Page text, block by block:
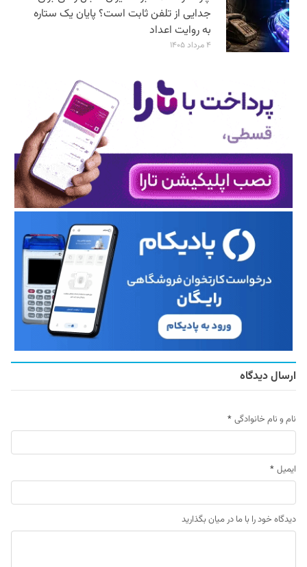
جدایی از تلفن ثابت است؟ پایان یک ستاره
به روایت اعداد
۴ مرداد ۱۴۰۵
ارسال دیدگاه
نام و نام خانوادگی *
ایمیل *
دیدگاه خود را با ما در میان بگذارید